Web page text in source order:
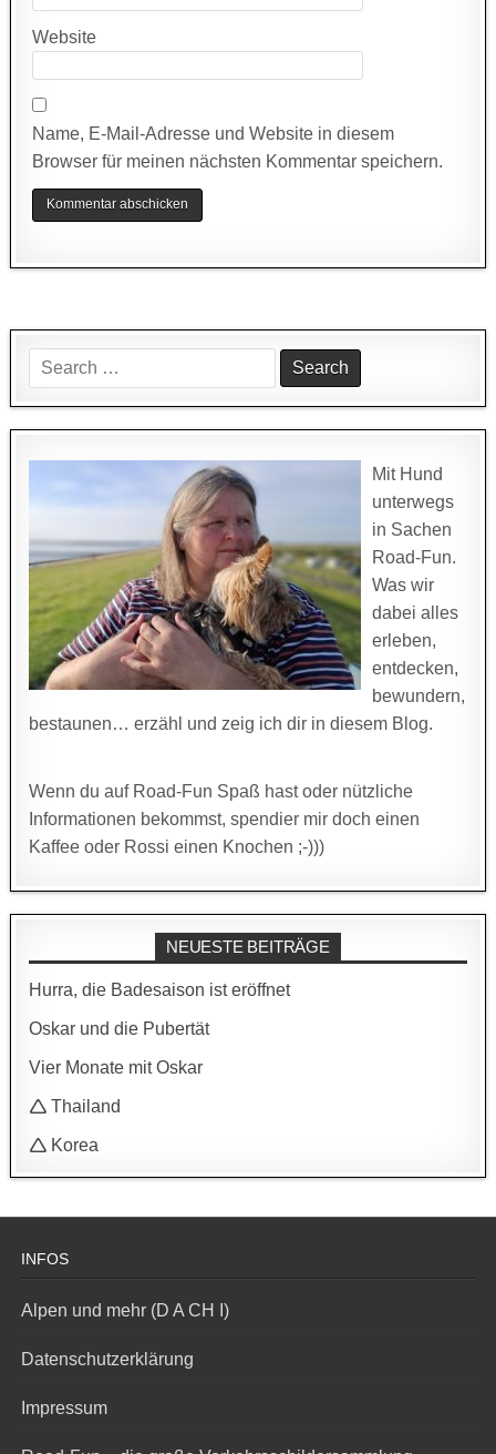
Website
Name, E-Mail-Adresse und Website in diesem
Browser für meinen nächsten Kommentar speichern.
Search
for:
Mit Hund
unterwegs
in Sachen
Road-Fun.
Was wir
dabei alles
erleben,
entdecken,
bewundern,
bestaunen… erzähl und zeig ich dir in diesem Blog.
Wenn du auf Road-Fun Spaß hast oder nützliche
Informationen bekommst, spendier mir doch einen
Kaffee oder Rossi einen Knochen ;-)))
NEUESTE BEITRÄGE
Hurra, die Badesaison ist eröffnet
Oskar und die Pubertät
Vier Monate mit Oskar
🛆 Thailand
🛆 Korea
INFOS
Alpen und mehr (D A CH I)
Datenschutzerklärung
Impressum